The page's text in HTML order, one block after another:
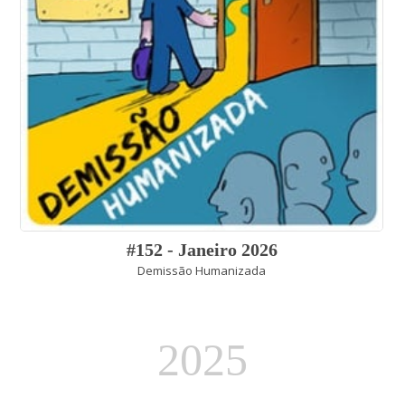
#152 - Janeiro 2026
Demissão Humanizada
2025